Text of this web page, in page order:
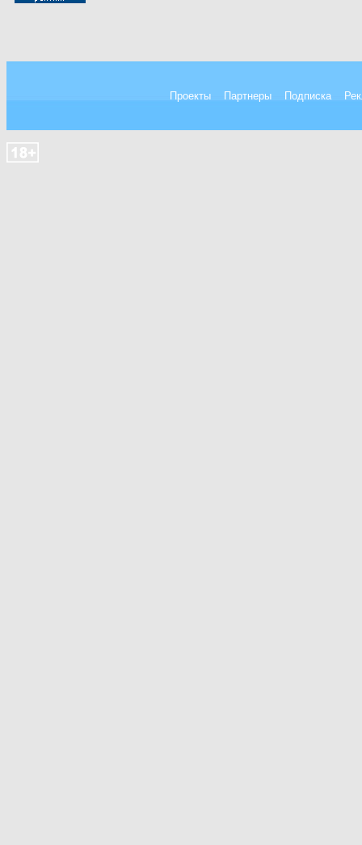
Проекты Партнеры Подписка